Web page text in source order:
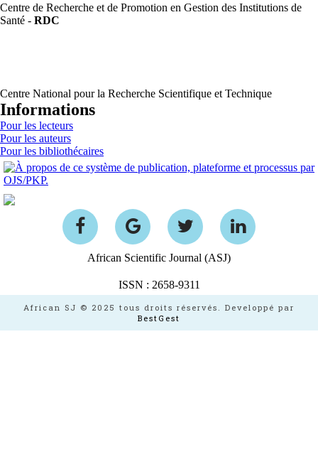
Centre de Recherche et de Promotion en Gestion des Institutions de
Santé - RDC
Centre National pour la Recherche Scientifique et Technique
Informations
Pour les lecteurs
Pour les auteurs
Pour les bibliothécaires
African Scientific Journal (ASJ)
ISSN : 2658-9311
African SJ © 2025 tous droits réservés. Developpé par
BestGest